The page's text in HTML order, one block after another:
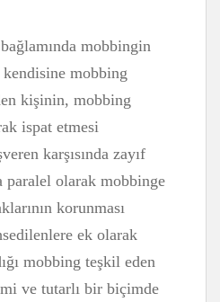
mobbingin
kendisine mobbing
kişinin, mobbing
ispat etmesi
karşısında zayıf
paralel olarak mobbinge
korunması
ek olarak
mobbing teşkil eden
ve tutarlı bir biçimde